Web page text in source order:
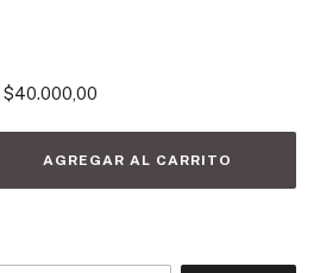
$40.000,00